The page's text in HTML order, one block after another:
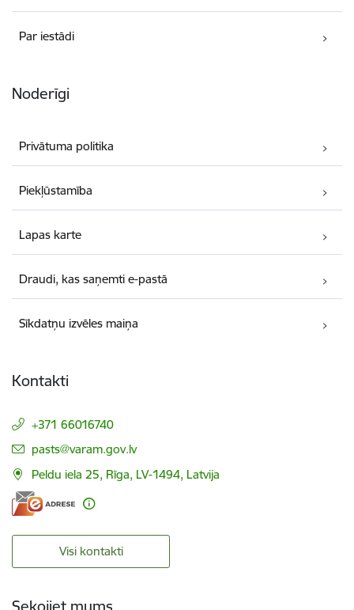
Par iestādi
Noderīgi
Privātuma politika
Piekļūstamība
Lapas karte
Draudi, kas saņemti e-pastā
Sīkdatņu izvēles maiņa
Kontakti
+371 66016740
E-pasts:
pasts@varam.gov.lv
Peldu iela 25, Rīga, LV-1494, Latvija
Visi kontakti